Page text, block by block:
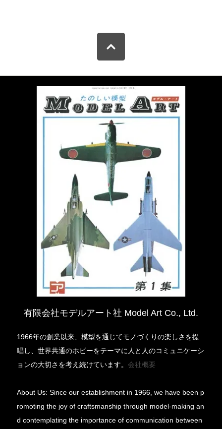
有限会社モデルアート社 Model Art Co., Ltd.
1966年の創業以来、模型を通じてモノづくりの楽しさを提
唱し、世界共通のホビーをテーマに人と人のコミュニケーシ
ョンの大切さを考え続けています。会社概要
About Us: Since our establishment in 1966, we have been p
romoting the joy of craftsmanship through model-making an
d contemplating the importance of communication between